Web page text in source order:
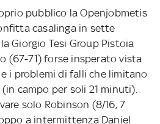
pubblico la Openjobmetis
casalinga in sette
Giorgio Tesi Group Pistoia
(67-71) forse insperato vista
i problemi di falli che limitano
campo per soli 21 minuti).
solo Robinson (8/16, 7
a intermittenza Daniel